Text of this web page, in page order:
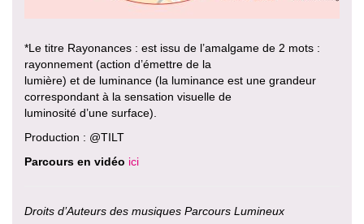
*Le titre Rayonances : est issu de l’amalgame de 2 mots :
rayonnement (action d’émettre de la
lumière) et de luminance (la luminance est une grandeur
correspondant à la sensation visuelle de
luminosité d’une surface).
Production : @TILT
Parcours en vidéo ici
Droits d’Auteurs des musiques Parcours Lumineux